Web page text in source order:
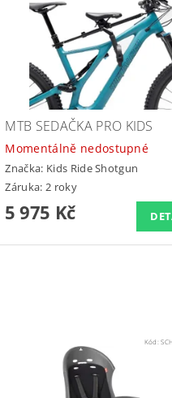
MTB SEDAČKA PRO KIDS
Momentálně nedostupné
Značka: Kids Ride Shotgun
Záruka: 2 roky
5 975 Kč
Kód: